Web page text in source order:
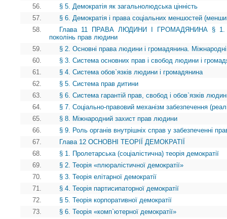
56.
§ 5. Демократія як загальнолюдська цінність
57.
§ 6. Демократія і права соціальних меншостей
58.
Глава 11 ПРАВА ЛЮДИНИ І ГРОМАДЯНИНА § 1.
поколінь прав людини
59.
§ 2. Основні права людини і громадянина.
60.
§ 3. Система основних прав і свобод людини і
61.
§ 4. Система обов`язків людини і громадянина
62.
§ 5. Система прав дитини
63.
§ 6. Система гарантій прав, свобод і обов`язків
64.
§ 7. Соціально-правовий механізм забезпечення
65.
§ 8. Міжнародний захист прав людини
66.
§ 9. Роль органів внутрішніх справ у забезпеченні
67.
Глава 12 ОСНОВНІ ТЕОРІЇ ДЕМОКРАТІЇ
68.
§ 1. Пролетарська (соціалістична) теорія демократії
69.
§ 2. Теорія «плюралістичної демократії»
70.
§ 3. Теорія елітарної демократії
71.
§ 4. Теорія партисипаторної демократії
72.
§ 5. Теорія корпоративної демократії
73.
§ 6. Теорія «комп`ютерної демократії»